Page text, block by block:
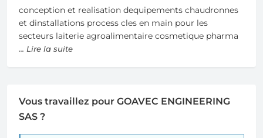
conception et realisation dequipements chaudronnes
et dinstallations process cles en main pour les
secteurs laiterie agroalimentaire cosmetique pharma
... Lire la suite
Vous travaillez pour GOAVEC ENGINEERING
SAS ?